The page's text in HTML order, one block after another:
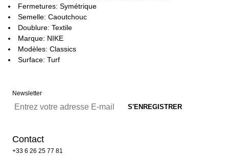
Fermetures: Symétrique
Semelle: Caoutchouc
Doublure: Textile
Marque: NIKE
Modèles: Classics
Surface: Turf
Newsletter
Contact
+33 6 26 25 77 81